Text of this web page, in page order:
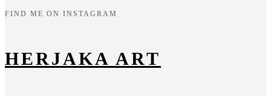
FIND ME ON INSTAGRAM
HERJAKA ART